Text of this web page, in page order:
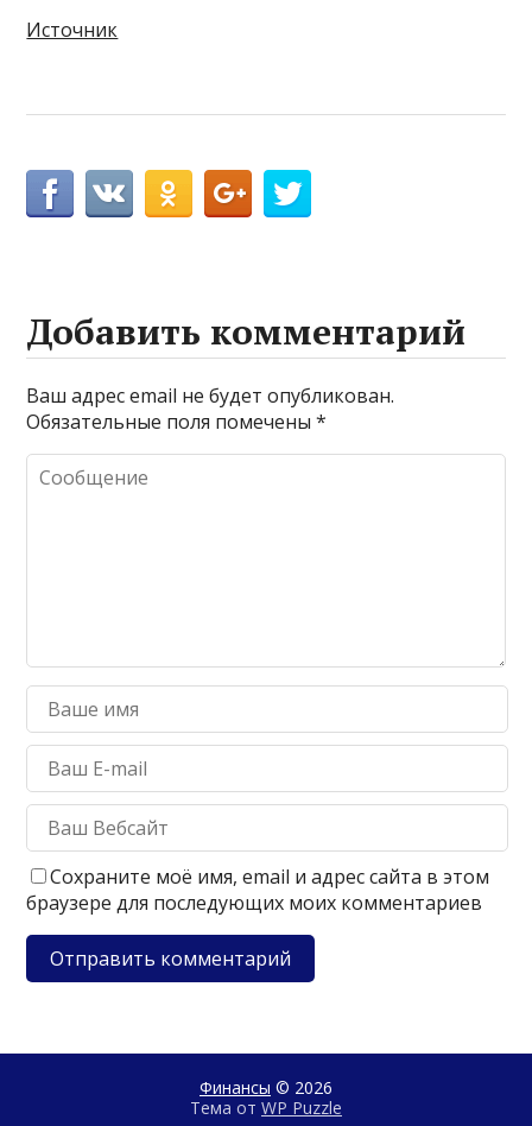
Источник
Добавить комментарий
Ваш адрес email не будет опубликован.
Обязательные поля помечены*
Сохраните моё имя, email и адрес сайта в этом
браузере для последующих моих комментариев
Финансы © 2026
Тема от WP Puzzle